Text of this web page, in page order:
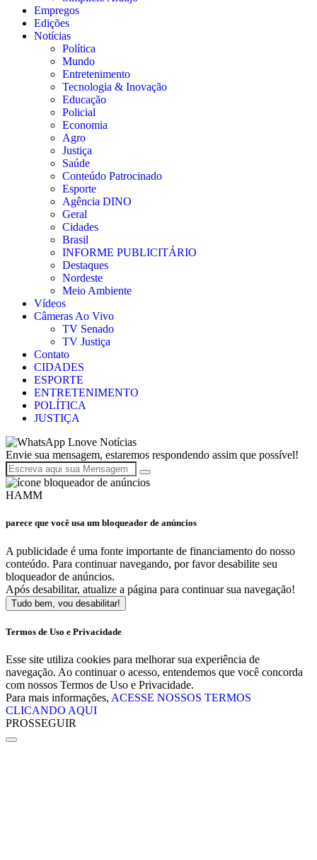
Empregos
Edições
Notícias
Política
Mundo
Entretenimento
Tecnologia & Inovação
Educação
Policial
Economia
Agro
Justiça
Saúde
Conteúdo Patrocinado
Esporte
Agência DINO
Geral
Cidades
Brasil
INFORME PUBLICITÁRIO
Destaques
Nordeste
Meio Ambiente
Vídeos
Câmeras Ao Vivo
TV Senado
TV Justiça
Contato
CIDADES
ESPORTE
ENTRETENIMENTO
POLÍTICA
JUSTIÇA
Lnove Notícias
Envie sua mensagem, estaremos respondendo assim que possível!
HAMM
parece que você usa um bloqueador de anúncios
A publicidade é uma fonte importante de financiamento do nosso
conteúdo. Para continuar navegando, por favor desabilite seu
bloqueador de anúncios.
Após desabilitar, atualize a página para continuar sua navegação!
Tudo bem, vou desabilitar!
Termos de Uso e Privacidade
Esse site utiliza cookies para melhorar sua experiência de
navegação. Ao continuar o acesso, entendemos que você concorda
com nossos Termos de Uso e Privacidade.
Para mais informações, ACESSE NOSSOS TERMOS
CLICANDO AQUI
PROSSEGUIR